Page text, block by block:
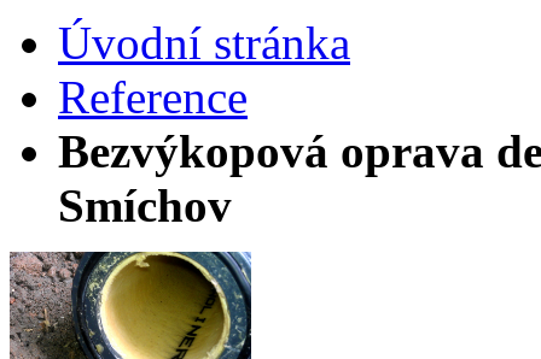
Úvodní stránka
Reference
Bezvýkopová oprava
Smíchov